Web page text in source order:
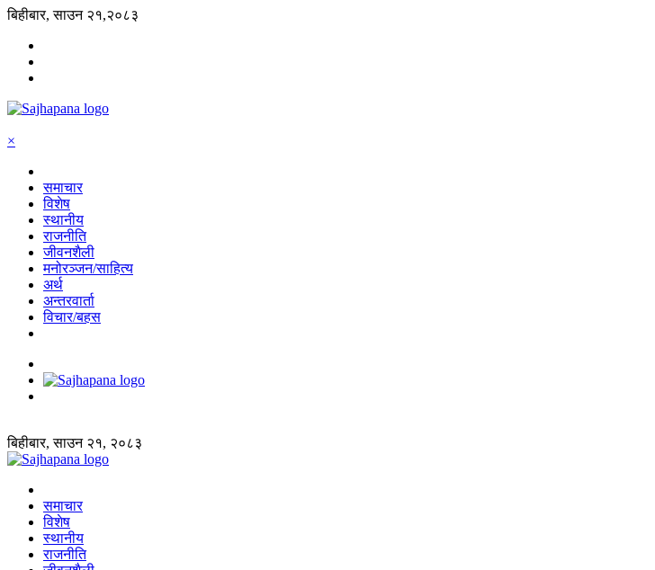
बिहीबार, साउन २१,२०८३
×
समाचार
विशेष
स्थानीय
राजनीति
जीवनशैली
मनोरञ्जन/साहित्य
अर्थ
अन्तरवार्ता
विचार/बहस
बिहीबार, साउन २१, २०८३
समाचार
विशेष
स्थानीय
राजनीति